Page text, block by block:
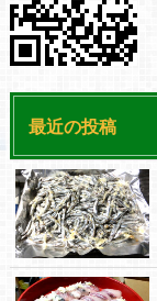
最近の投稿